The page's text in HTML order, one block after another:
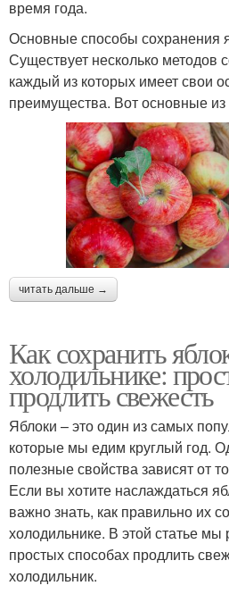
время года.
Основные способы сохранения
Существует несколько методов
каждый из которых имеет свои
преимущества. Вот основные из
читать дальше →
Как сохранить
холодильнике:
продлить свежесть
Яблоки – это один из самых
которые мы едим круглый год.
полезные свойства зависят от
Если вы хотите наслаждаться
важно знать, как правильно их
холодильнике. В этой статье
простых способах продлить
холодильник.